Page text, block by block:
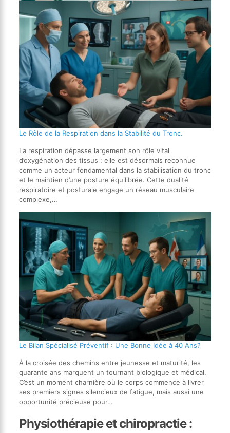
Le Rôle de la Respiration dans la Stabilité du Tronc.
La respiration dépasse largement son rôle vital
d’oxygénation des tissus : elle est désormais reconnue
comme un acteur fondamental dans la stabilisation du tronc
et le maintien d’une posture équilibrée. Cette dualité
respiratoire et posturale engage un réseau musculaire
complexe,…
Le Bilan Spécialisé Préventif : Une Bonne Idée à 40 Ans?
À la croisée des chemins entre jeunesse et maturité, les
quarante ans marquent un tournant biologique et médical.
C’est un moment charnière où le corps commence à livrer
ses premiers signes silencieux de fatigue, mais aussi une
opportunité précieuse pour…
Physiothérapie et chiropractie :